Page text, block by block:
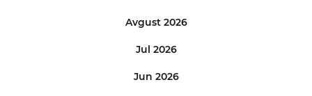
Avgust 2026
Jul 2026
Jun 2026